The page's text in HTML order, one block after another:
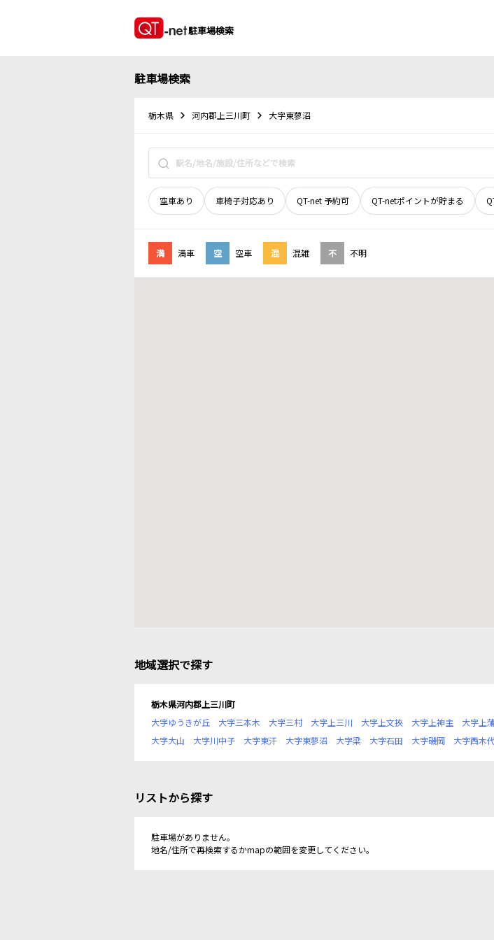
駐車場検索
駐車場検索
栃木県 河内郡上三川町 大字東蓼沼
空車あり 車椅子対応あり QT-net 予約可 QT-netポイントが貯まる
満 満車 空 空車 混 混雑 不 不明
地域選択で探す
栃木県河内郡上三川町
大字ゆうきが丘
大字三本木 大字三村 大字上三川 大字上文挾 大字上神主 大字上
大字大山
大字川中子 大字東汗 大字東蓼沼 大字梁 大字石田 大字磯岡 大字西木代
リストから探す
駐車場がありません。
地名/住所で再検索するかmapの範囲を変更してください。